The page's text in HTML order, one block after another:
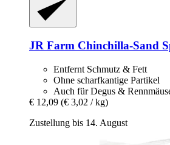
JR Farm Chinchilla-​Sand
Entfernt Schmutz & Fett
Ohne scharfkantige Partikel
Auch für Degus &
€ 12,09 (€ 3,02 / kg)
Zustellung bis 14. August